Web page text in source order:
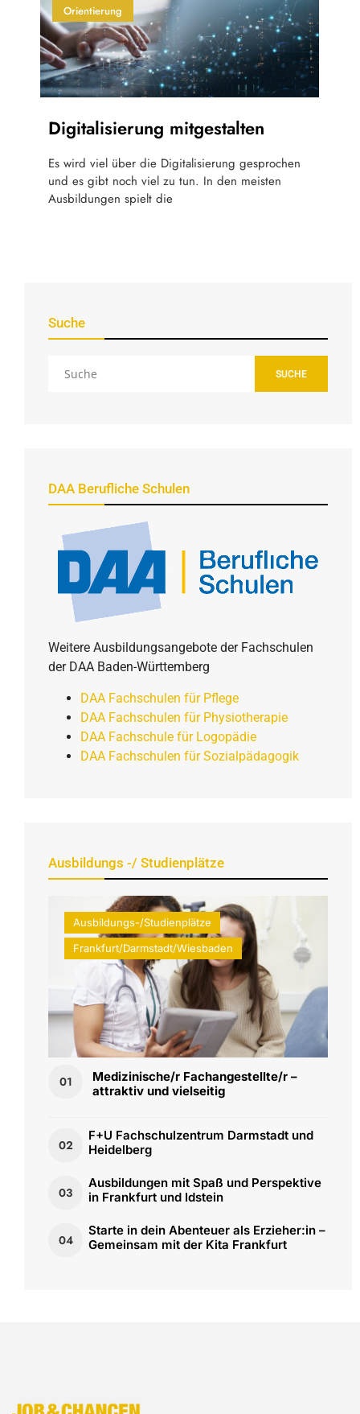
Orientierung
Digitalisierung mitgestalten
Es wird viel über die Digitalisierung gesprochen
und es gibt noch viel zu tun. In den meisten
Ausbildungen spielt die
Suche
SUCHE
DAA Berufliche Schulen
Weitere Ausbildungsangebote der Fachschulen
der DAA Baden-Württemberg
DAA Fachschulen für Pflege
DAA Fachschulen für Physiotherapie
DAA Fachschule für Logopädie
DAA Fachschulen für Sozialpädagogik
Ausbildungs -/ Studienplätze
Ausbildungs-/Studienplätze
Frankfurt/Darmstadt/Wiesbaden
01
Medizinische/r Fachangestellte/r –
attraktiv und vielseitig
02
F+U Fachschulzentrum Darmstadt und
Heidelberg
03
Ausbildungen mit Spaß und Perspektive
in Frankfurt und Idstein
04
Starte in dein Abenteuer als Erzieher:in –
Gemeinsam mit der Kita Frankfurt